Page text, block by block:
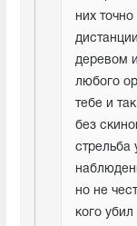
них
деревом
любого
тебе и
без
стрельба
но не
кого